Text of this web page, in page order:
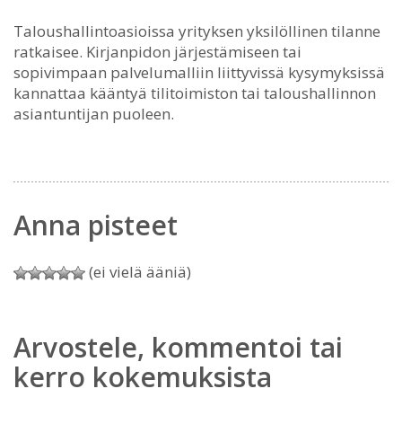
Taloushallintoasioissa yrityksen yksilöllinen tilanne
ratkaisee. Kirjanpidon järjestämiseen tai
sopivimpaan palvelumalliin liittyvissä kysymyksissä
kannattaa kääntyä tilitoimiston tai taloushallinnon
asiantuntijan puoleen.
Anna pisteet
(ei vielä ääniä)
Arvostele, kommentoi tai
kerro kokemuksista